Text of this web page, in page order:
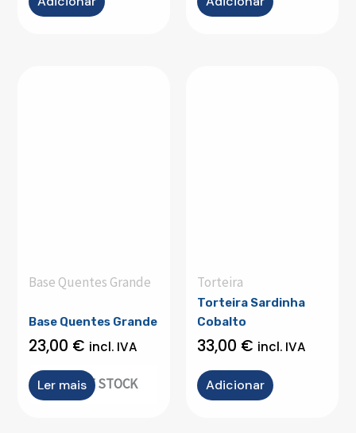
Base Quentes Grande
OUT OF STOCK
Base Quentes Grande
23,00 € incl. IVA
Ler mais
Torteira
Torteira Sardinha
Cobalto
33,00 € incl. IVA
Adicionar